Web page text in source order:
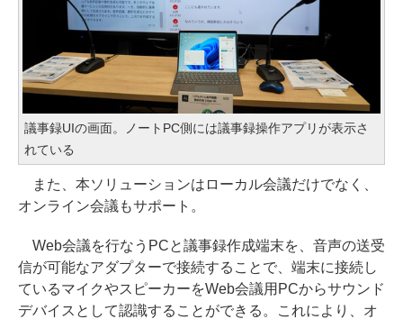
議事録UIの画面。ノートPC側には議事録操作アプリが表示さ
れている
また、本ソリューションはローカル会議だけでなく、
オンライン会議もサポート。
Web会議を行なうPCと議事録作成端末を、音声の送受
信が可能なアダプターで接続することで、端末に接続し
ているマイクやスピーカーをWeb会議用PCからサウンド
デバイスとして認識することができる。これにより、オ